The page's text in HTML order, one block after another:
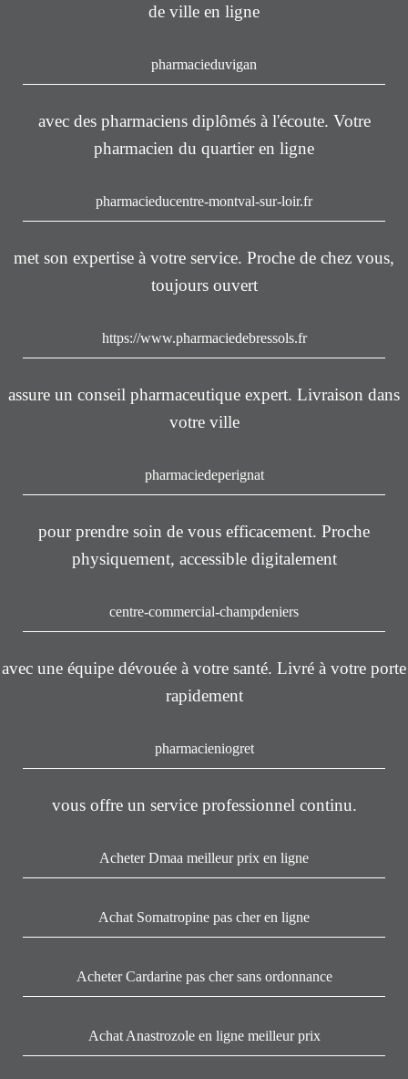
de ville en ligne
pharmacieduvigan
avec des pharmaciens diplômés à l'écoute. Votre
pharmacien du quartier en ligne
pharmacieducentre-montval-sur-loir.fr
met son expertise à votre service. Proche de chez vous,
toujours ouvert
https://www.pharmaciedebressols.fr
assure un conseil pharmaceutique expert. Livraison dans
votre ville
pharmaciedeperignat
pour prendre soin de vous efficacement. Proche
physiquement, accessible digitalement
centre-commercial-champdeniers
avec une équipe dévouée à votre santé. Livré à votre porte
rapidement
pharmacieniogret
vous offre un service professionnel continu.
Acheter Dmaa meilleur prix en ligne
Achat Somatropine pas cher en ligne
Acheter Cardarine pas cher sans ordonnance
Achat Anastrozole en ligne meilleur prix